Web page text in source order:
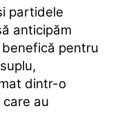
partidele
anticipăm
pentru
dintr-o
au